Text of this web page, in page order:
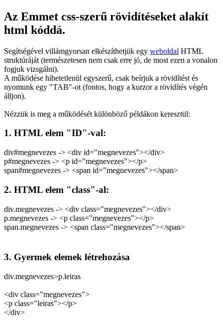
Az Emmet css-szerű rövidítéseket alakít
html kóddá.
Segítségével villámgyorsan elkészíthetjük egy weboldal HTML
struktúráját (természetesen nem csak erre jó, de most ezen a vonalon
fogjuk vizsgálni).
A működése hihetetlenül egyszerű, csak beírjuk a rövidítést és
nyomunk egy "TAB"-ot (fontos, hogy a kurzor a rövidítés végén
álljon).
Nézzük is meg a működését különböző példákon keresztül:
1. HTML elem "ID"-val:
div#megnevezes -> <div id="megnevezes"></div>
p#megnevezes -> <p id="megnevezes"></p>
span#megnevezes -> <span id="megnevezes"></span>
2. HTML elem "class"-al:
div.megnevezes -> <div class="megnevezes"></div>
p.megnevezes -> <p class="megnevezes"></p>
span.megnevezes -> <span class="megnevezes"></span>
3. Gyermek elemek létrehozása
div.megnevezes>p.leiras
<div class="megnevezes">
<p class="leiras"></p>
</div>